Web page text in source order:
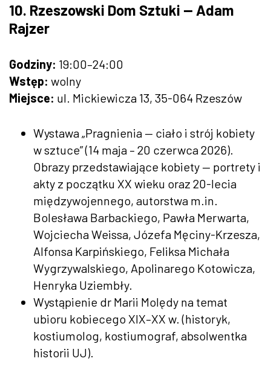
10. Rzeszowski Dom Sztuki — Adam
Rajzer
Godziny: 19:00–24:00
Wstęp: wolny
Miejsce: ul. Mickiewicza 13, 35-064 Rzeszów
Wystawa „Pragnienia — ciało i strój kobiety
w sztuce” (14 maja – 20 czerwca 2026).
Obrazy przedstawiające kobiety — portrety i
akty z początku XX wieku oraz 20-lecia
międzywojennego, autorstwa m.in.
Bolesława Barbackiego, Pawła Merwarta,
Wojciecha Weissa, Józefa Męciny-Krzesza,
Alfonsa Karpińskiego, Feliksa Michała
Wygrzywalskiego, Apolinarego Kotowicza,
Henryka Uziembły.
Wystąpienie dr Marii Molędy na temat
ubioru kobiecego XIX–XX w. (historyk,
kostiumolog, kostiumograf, absolwentka
historii UJ).